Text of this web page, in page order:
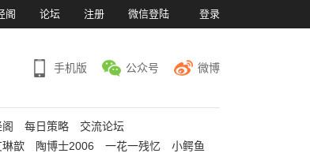
阁 论坛 注册 微信登陆 登录
手机版 公众号 微博
每日策略
交流论坛
琳歆 陶博士2006 一花一残忆
小鳄鱼